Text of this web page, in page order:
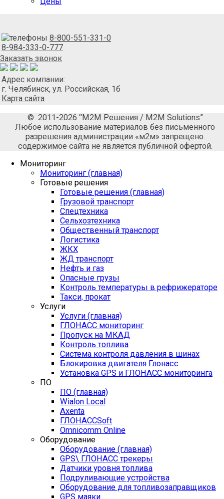
8-800-551-331-0
8-984-333-0-777
Заказать звонок
Адрес компании:
г. Челябинск, ул. Российская, 1б
Карта сайта
© 2011-2026 “М2М Решения / M2M Solutions”
Любое использование материалов без письменного
разрешения администрации «м2м» запрещено.
содержимое сайта не является публичной офертой.
Мониторинг
Мониторинг (главная)
Готовые решения
Готовые решения (главная)
Грузовой транспорт
Спецтехника
Сельхозтехника
Общественный транспорт
Логистика
ЖКХ
ЖД транспорт
Нефть и газ
Опасные грузы
Контроль температуры в рефрижераторе
Такси, прокат
Услуги
Услуги (главная)
ГЛОНАСС мониторинг
Пропуск на МКАД
Контроль топлива
Система контроля давления в шинах
Блокировка двигателя Глонасс
Установка GPS и ГЛОНАСС мониторинга
ПО
ПО (главная)
Wialon Local
Axenta
ГЛОНАССSoft
Оmnicomm Оnline
Оборудование
Оборудование (главная)
GPS\ ГЛОНАСС трекеры
Датчики уровня топлива
Подруливающие устройства
Оборудование для топливозаправщиков
GPS маяки